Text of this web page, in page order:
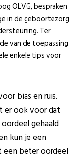
OLVG, bespraken
in de geboortezorg
Ter
van de toepassing
enkele tips voor
bias en ruis.
er ook voor dat
gehaald
kun je een
een beter oordeel